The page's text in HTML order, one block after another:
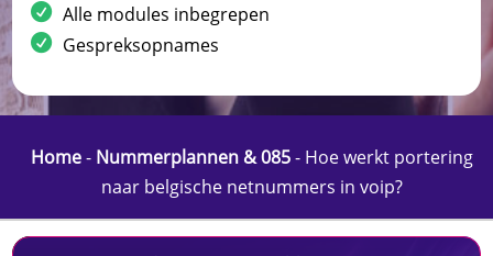
Alle modules inbegrepen
Gespreksopnames
Home- Nummerplannen & 085- Hoe werkt portering
naar belgische netnummers in voip?